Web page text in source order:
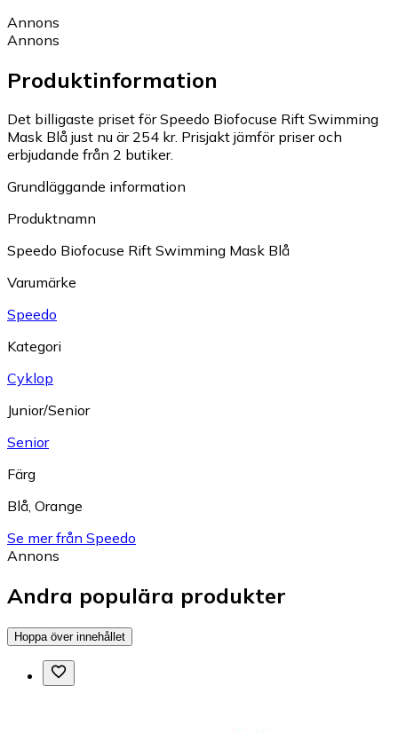
Annons
Annons
Produktinformation
Det billigaste priset för Speedo Biofocuse Rift Swimming
Mask Blå just nu är 254 kr. Prisjakt jämför priser och
erbjudande från 2 butiker.
Grundläggande information
Produktnamn
Speedo Biofocuse Rift Swimming Mask Blå
Varumärke
Speedo
Kategori
Cyklop
Junior/Senior
Senior
Färg
Blå, Orange
Se mer från Speedo
Annons
Andra populära produkter
Hoppa över innehållet